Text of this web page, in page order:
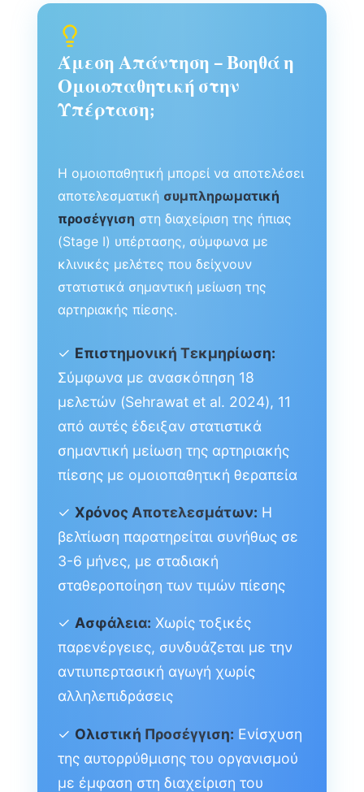
Άμεση Απάντηση – Βοηθά η
Ομοιοπαθητική στην
Υπέρταση;
Η ομοιοπαθητική μπορεί να αποτελέσει
αποτελεσματική συμπληρωματική
προσέγγιση στη διαχείριση της ήπιας
(Stage I) υπέρτασης, σύμφωνα με
κλινικές μελέτες που δείχνουν
στατιστικά σημαντική μείωση της
αρτηριακής πίεσης.
✓ Επιστημονική Τεκμηρίωση:
Σύμφωνα με ανασκόπηση 18
μελετών (Sehrawat et al. 2024), 11
από αυτές έδειξαν στατιστικά
σημαντική μείωση της αρτηριακής
πίεσης με ομοιοπαθητική θεραπεία
✓Χρόνος Αποτελεσμάτων: Η
βελτίωση παρατηρείται συνήθως σε
3-6 μήνες, με σταδιακή
σταθεροποίηση των τιμών πίεσης
✓Ασφάλεια: Χωρίς τοξικές
παρενέργειες, συνδυάζεται με την
αντιυπερτασική αγωγή χωρίς
αλληλεπιδράσεις
✓ Ολιστική Προσέγγιση: Ενίσχυση
της αυτορρύθμισης του οργανισμού
με έμφαση στη διαχείριση του